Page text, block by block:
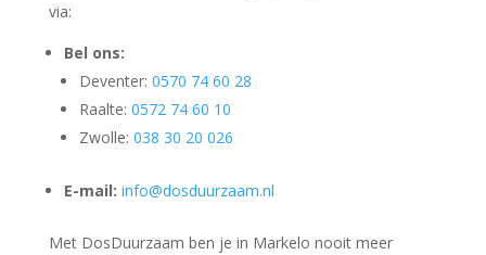
via:
Bel ons:
Deventer: 0570 74 60 28
Raalte: 0572 74 60 10
Zwolle: 038 30 20 026
E-mail: info@dosduurzaam.nl
Met DosDuurzaam ben je in Markelo nooit meer